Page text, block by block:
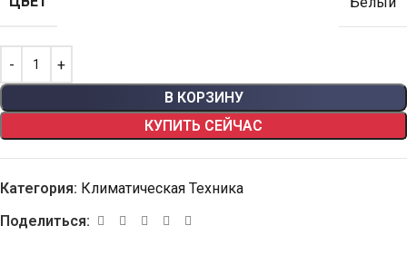
В КОРЗИНУ
КУПИТЬ СЕЙЧАС
Категория: Климатическая Техника
Поделиться: